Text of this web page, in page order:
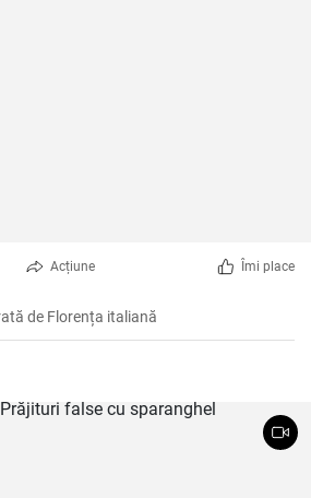
Acțiune Îmi place
de Florența italiană